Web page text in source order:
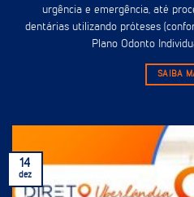
urgência e emergência, até
dentárias utilizando próteses
Plano Odonto
SAIBA
14
dez